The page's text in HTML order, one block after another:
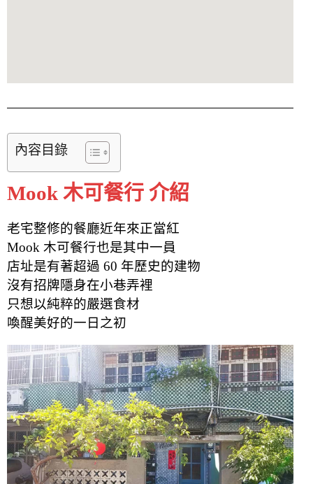
內容目錄
Mook 木可餐行 介紹
老宅整修的餐廳近年來正當紅
Mook 木可餐行也是其中一員
店址是有著超過 60 年歷史的建物
沒有招牌隱身在小巷弄裡
只想以純粹的嚴選食材
喚醒美好的一日之初